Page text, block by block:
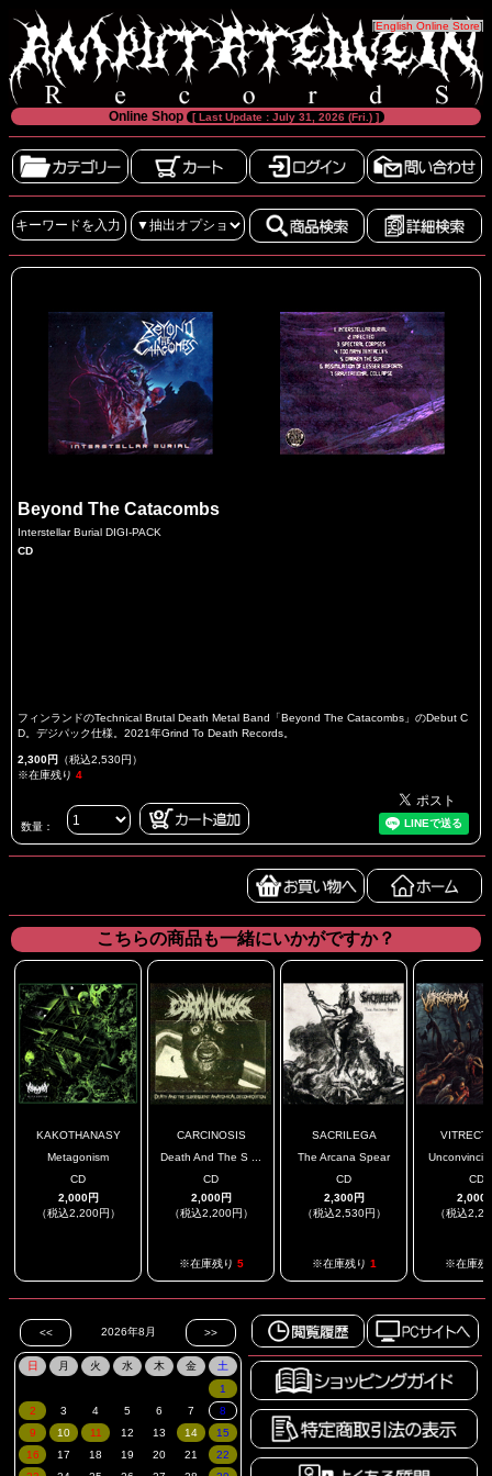
[English Online Store]
Online Shop [ Last Update : July 31, 2026 (Fri.) ]
Beyond The Catacombs
Interstellar Burial DIGI-PACK
CD
フィンランドのTechnical Brutal Death Metal Band「Beyond The Catacombs」のDebut C
D。デジパック仕様。2021年Grind To Death Records。
2,300円 （税込2,530円）
※在庫残り 4
数量：
こちらの商品も一緒にいかがですか？
KAKOTHANASY
Metagonism
CD
2,000円
（税込2,200円）
CARCINOSIS
Death And The S ...
CD
2,000円
（税込2,200円）
※在庫残り 5
SACRILEGA
The Arcana Spear
CD
2,300円
（税込2,530円）
※在庫残り 1
CD
2,000
（税込
※在庫残